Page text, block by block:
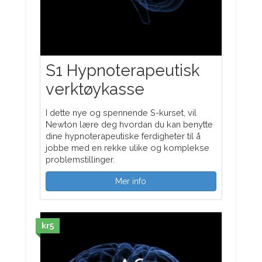
S1 Hypnoterapeutisk
verktøykasse
I dette nye og spennende S-kurset, vil
Newton lære deg hvordan du kan benytte
dine hypnoterapeutiske ferdigheter til å
jobbe med en rekke ulike og komplekse
problemstillinger.
Mer info
kr5